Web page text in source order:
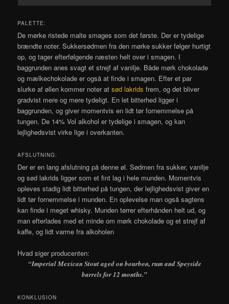
PALETTE:
De mørke ristede malte smages som det første. Der er tydelige
brændte noter. Sukkersødmen fra den mørke sukker følger hurtigt
op, og tager efterfølgende næsten helt over i smagen. I
baggrunden anes svagt et strejf af vanilje. Både mørk chokolade
og mælkechokolade er også at finde i smagen. Efter et par
slurke af øllen kommer noter atsød lakrids frem, og det bliver
gradvist mere og mere tydeligt. En let bitterhed ligger i
baggrunden, og giver momentvis en lidt tør fornemmelse på
tungen. De 14% Vol alkohol er tydelige i smagen, og kan
lejlighedsvist virke lige i overkanten.
AFSLUTNING:
Der er en lang afslutning på denne øl. Sødmen fra sukker, vanilje
og sød lakrids ligger som et fint lag i hele munden. Momentvis
opleves stadig lidt bitterhed på tungen, der lejlighedsvist giver en
lidt tør fornemmelse i munden. En oplevelse man også sagtens
kan finde i meget whisky. Munden tørrer efterhånden helt ud, og
man efterlades med et minde om mørk chokolade og et strejf af
kaffe, og lidt varme fra alkoholen
Hvad siger producenten:
“Imperial Mexican Stout aged on bourbon, rum and Speyside
barrels for 12 months.”
KONKLUSION